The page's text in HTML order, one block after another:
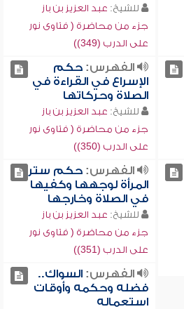
للشيخ: عبد العزيز بن باز
جزء من محاضرة ( فتاوى نور
على الدرب (349))
الفهرس:حكم
الإسراع في القراءة في
الصلاة وحركاتها
للشيخ: عبد العزيز بن باز
جزء من محاضرة ( فتاوى نور
على الدرب (350))
الفهرس:حكم ستر
المرأة لوجهها وكفيها
في الصلاة وخارجها
للشيخ: عبد العزيز بن باز
جزء من محاضرة ( فتاوى نور
على الدرب (351))
الفهرس:السواك..
فضله وحكمه وأوقات
استعماله